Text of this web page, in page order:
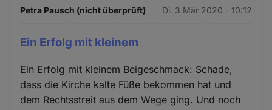
Petra Pausch (nicht überprüft) Di. 3 Mär 2020 - 10:12
Ein Erfolg mit kleinem
Ein Erfolg mit kleinem Beigeschmack: Schade,
dass die Kirche kalte Füße bekommen hat und
dem Rechtsstreit aus dem Wege ging. Und noch